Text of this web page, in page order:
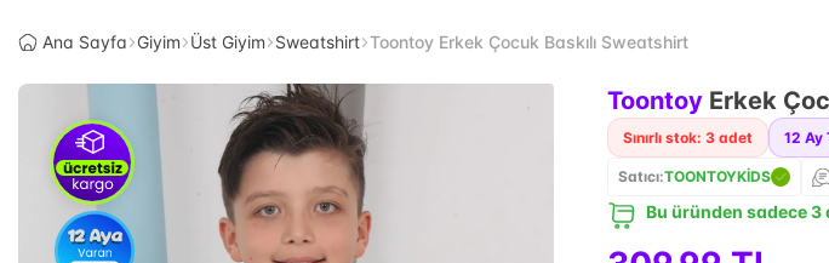
Ana Sayfa Giyim Üst Giyim Sweatshirt Toontoy Erkek Çocuk Baskılı Sweatshirt
Toontoy Erkek
Sınırlı stok: 3 adet 12 Ay
Satıcı:TOONTOYKİDS
Bu üründen sadece 3